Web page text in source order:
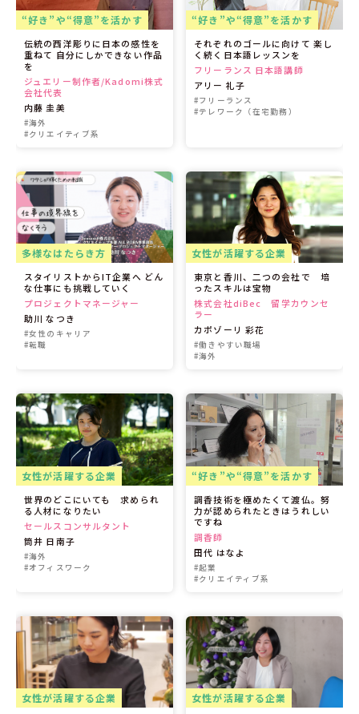
“好き”や“得意”を活かす
伝統の西洋彫りに日本の感性を
重ねて 自分にしかできない作品
を
ジュエリー制作者/Kadomi株式
会社代表
内藤 圭美
#海外
#クリエイティブ系
“好き”や“得意”を活かす
それぞれのゴールに向けて 楽し
く続く日本語レッスンを
フリーランス 日本語講師
アリー 礼子
#フリーランス
#テレワーク（在宅勤務）
多様なはたらき方
スタイリストからIT企業へ どん
な仕事にも挑戦していく
プロジェクトマネージャー
助川 なつき
#女性のキャリア
#転職
女性が活躍する企業
東京と香川、二つの会社で 培
ったスキルは宝物
株式会社diBec 留学カウンセ
ラー
カポゾーリ 彩花
#働きやすい職場
#海外
女性が活躍する企業
世界のどこにいても 求められ
る人材になりたい
セールスコンサルタント
筒井 日南子
#海外
#オフィスワーク
“好き”や“得意”を活かす
調香技術を極めたくて渡仏。努
力が認められたときはうれしい
ですね
調香師
田代 はなよ
#起業
#クリエイティブ系
女性が活躍する企業 女性が活躍する企業